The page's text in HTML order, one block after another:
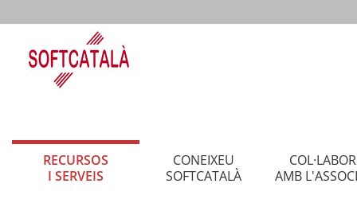
RECURSOS
I SERVEIS
CONEIXEU
SOFTCATALÀ
AMB